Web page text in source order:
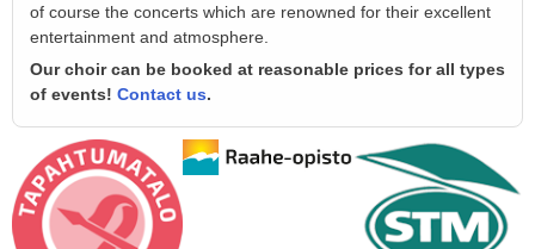
of course the concerts which are renowned for their excellent
entertainment and atmosphere.
Our choir can be booked at reasonable prices for all types
of events! Contact us.